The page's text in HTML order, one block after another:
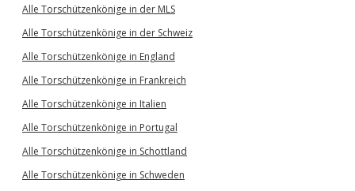
Alle Torschützenkönige in der MLS
Alle Torschützenkönige in der Schweiz
Alle Torschützenkönige in England
Alle Torschützenkönige in Frankreich
Alle Torschützenkönige in Italien
Alle Torschützenkönige in Portugal
Alle Torschützenkönige in Schottland
Alle Torschützenkönige in Schweden